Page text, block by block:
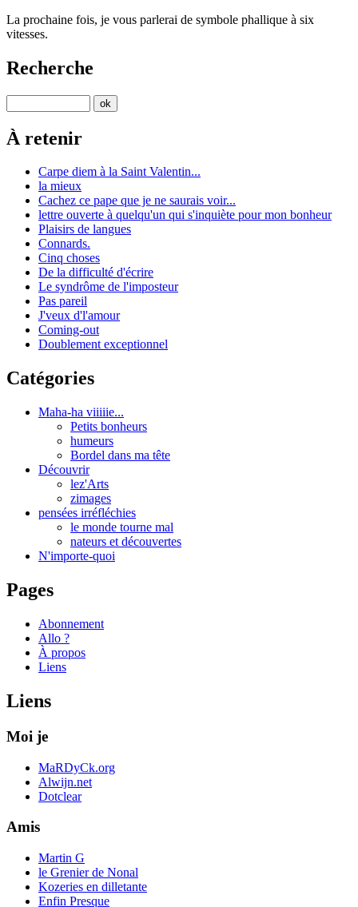
La prochaine fois, je vous parlerai de symbole phallique à six
vitesses.
Recherche
À retenir
Carpe diem à la Saint Valentin...
la mieux
Cachez ce pape que je ne saurais voir...
lettre ouverte à quelqu'un qui s'inquiète pour mon bonheur
Plaisirs de langues
Connards.
Cinq choses
De la difficulté d'écrire
Le syndrôme de l'imposteur
Pas pareil
J'veux d'l'amour
Coming-out
Doublement exceptionnel
Catégories
Maha-ha viiiiie...
Petits bonheurs
humeurs
Bordel dans ma tête
Découvrir
lez'Arts
zimages
pensées irréfléchies
le monde tourne mal
nateurs et découvertes
N'importe-quoi
Pages
Abonnement
Allo ?
À propos
Liens
Liens
Moi je
MaRDyCk.org
Alwijn.net
Dotclear
Amis
Martin G
le Grenier de Nonal
Kozeries en dilletante
Enfin Presque